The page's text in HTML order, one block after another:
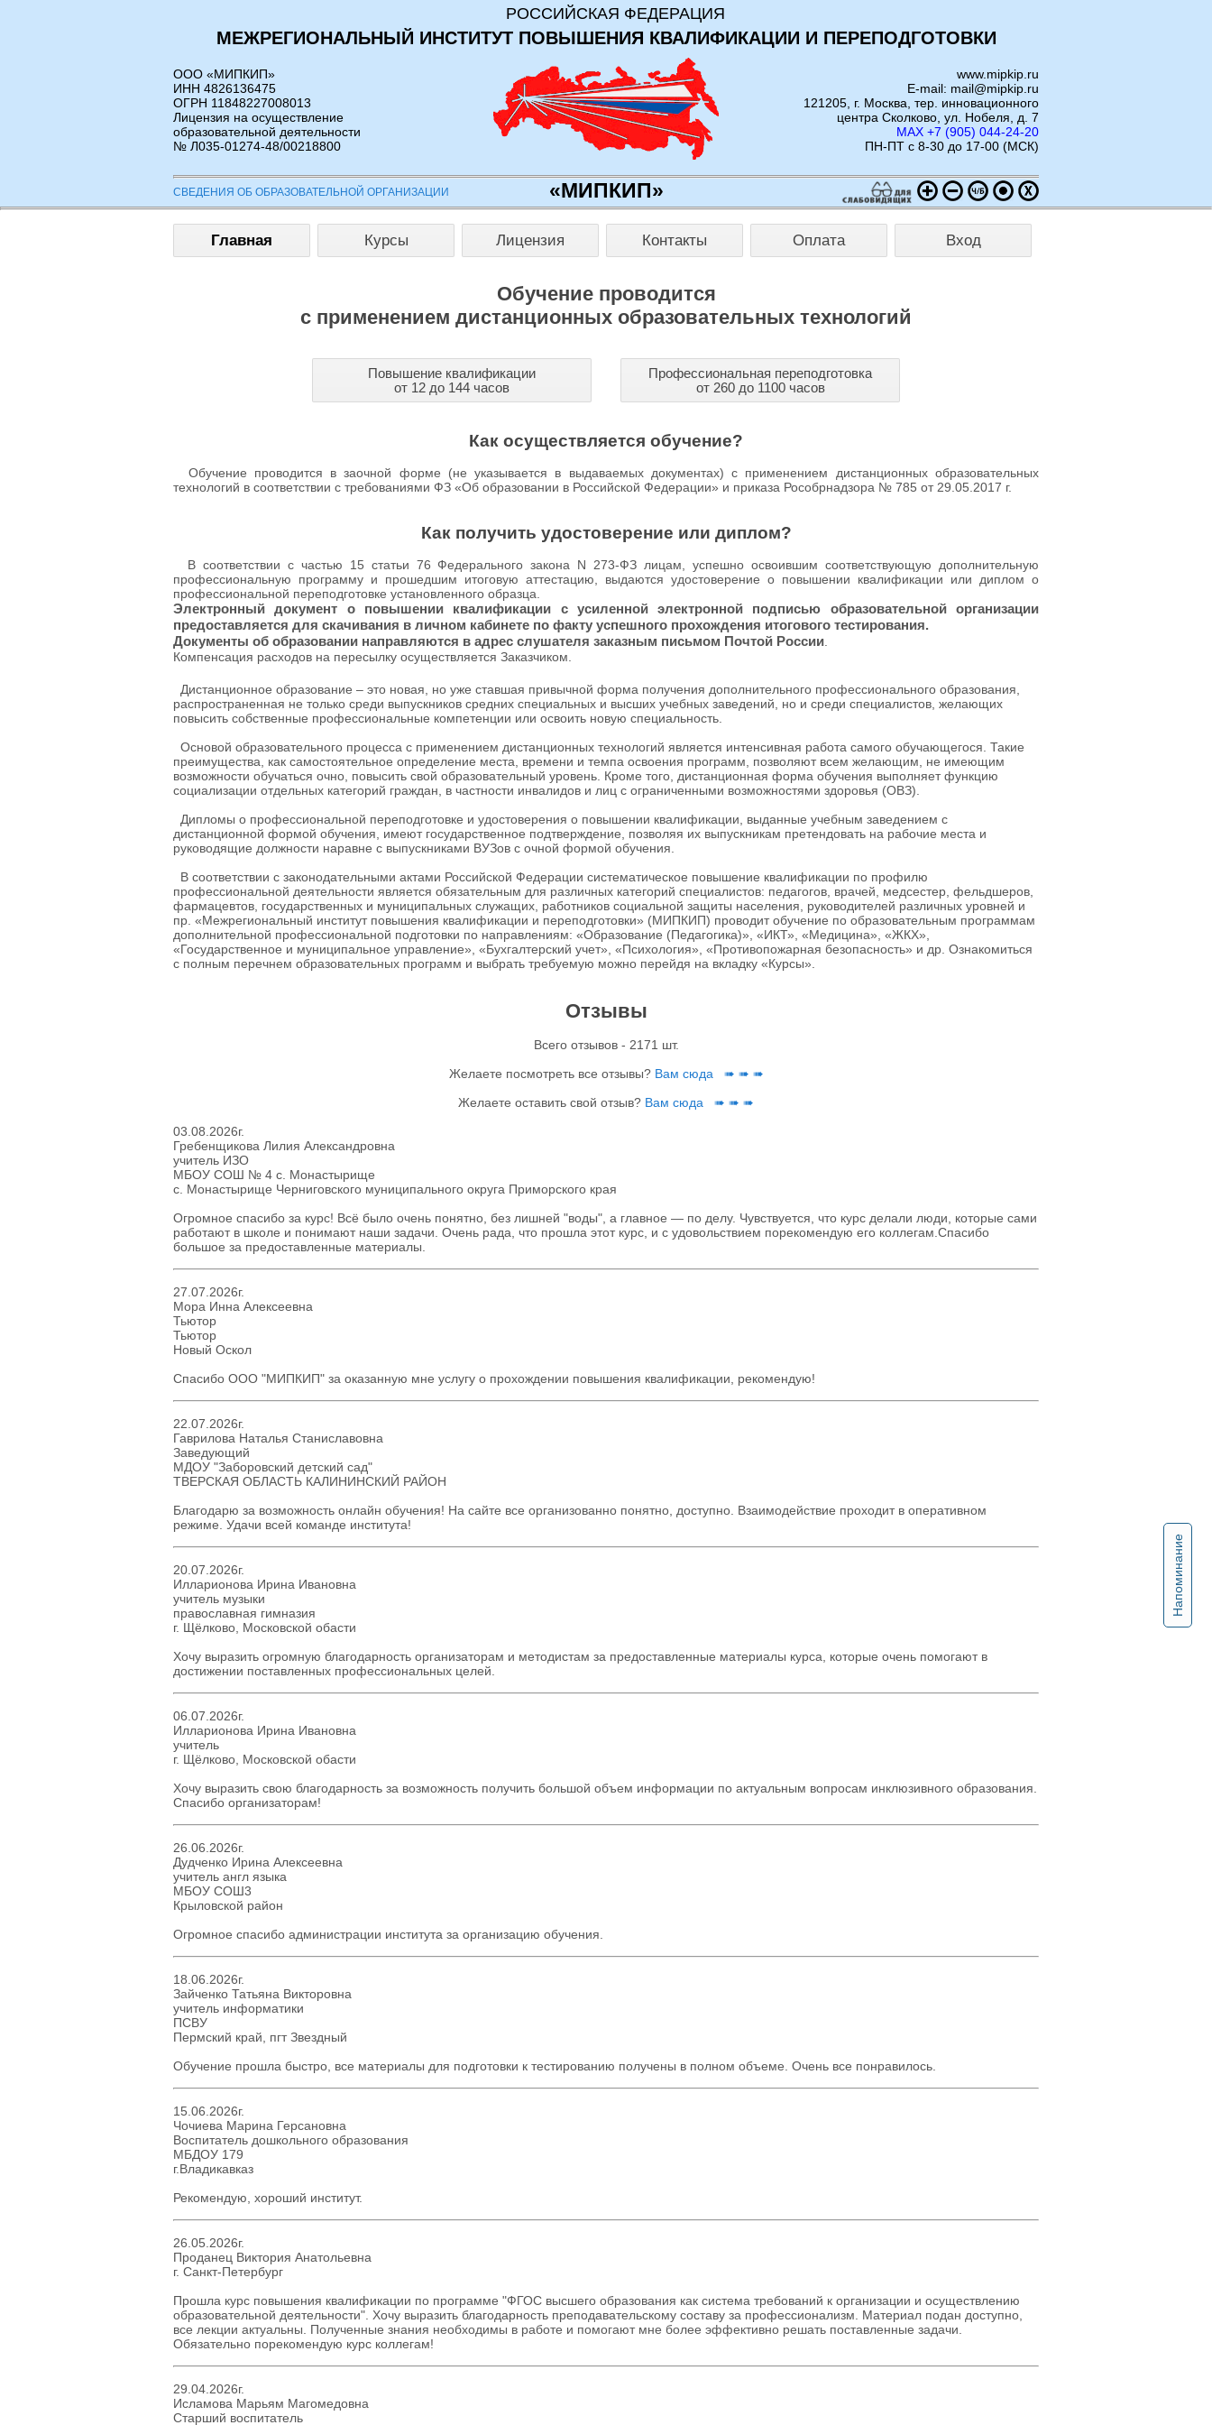
РОССИЙСКАЯ ФЕДЕРАЦИЯ
МЕЖРЕГИОНАЛЬНЫЙ ИНСТИТУТ ПОВЫШЕНИЯ КВАЛИФИКАЦИИ И ПЕРЕПОДГОТОВКИ
ООО «МИПКИП»
ИНН 4826136475
ОГРН 11848227008013
Лицензия на осуществление
образовательной деятельности
№ Л035-01274-48/00218800
www.mipkip.ru
E-mail: mail@mipkip.ru
121205, г. Москва, тер. инновационного
центра Сколково, ул. Нобеля, д. 7
MAX +7 (905) 044-24-20
ПН-ПТ с 8-30 до 17-00 (МСК)
СВЕДЕНИЯ ОБ ОБРАЗОВАТЕЛЬНОЙ ОРГАНИЗАЦИИ «МИПКИП»
Главная Курсы Лицензия Контакты Оплата Вход
Напоминание
Обучение проводится
с применением дистанционных образовательных технологий
Повышение квалификации
Профессиональная переподготовка
от 260 до 1100 часов
Как осуществляется обучение?
Обучение проводится в заочной форме (не указывается в выдаваемых документах) с применением дистанционных образовательных
технологий в соответствии с требованиями ФЗ «Об образовании в Российской Федерации» и приказа Рособрнадзора № 785 от 29.05.2017 г.
Как получить удостоверение или диплом?
В соответствии с частью 15 статьи 76 Федерального закона N 273-ФЗ лицам, успешно освоившим соответствующую дополнительную
профессиональную программу и прошедшим итоговую аттестацию, выдаются удостоверение о повышении квалификации или диплом о
профессиональной переподготовке установленного образца.
Электронный документ о повышении квалификации с усиленной электронной подписью образовательной организации
предоставляется для скачивания в личном кабинете по факту успешного прохождения итогового тестирования.
Документы об образовании направляются в адрес слушателя заказным письмом Почтой России.
Компенсация расходов на пересылку осуществляется Заказчиком.
Дистанционное образование – это новая, но уже ставшая привычной форма получения дополнительного профессионального образования,
распространенная не только среди выпускников средних специальных и высших учебных заведений, но и среди специалистов, желающих
повысить собственные профессиональные компетенции или освоить новую специальность.
Основой образовательного процесса с применением дистанционных технологий является интенсивная работа самого обучающегося. Такие
преимущества, как самостоятельное определение места, времени и темпа освоения программ, позволяют всем желающим, не имеющим
возможности обучаться очно, повысить свой образовательный уровень. Кроме того, дистанционная форма обучения выполняет функцию
социализации отдельных категорий граждан, в частности инвалидов и лиц с ограниченными возможностями здоровья (ОВЗ).
Дипломы о профессиональной переподготовке и удостоверения о повышении квалификации, выданные учебным заведением с
дистанционной формой обучения, имеют государственное подтверждение, позволяя их выпускникам претендовать на рабочие места и
руководящие должности наравне с выпускниками ВУЗов с очной формой обучения.
В соответствии с законодательными актами Российской Федерации систематическое повышение квалификации по профилю
профессиональной деятельности является обязательным для различных категорий специалистов: педагогов, врачей, медсестер, фельдшеров,
фармацевтов, государственных и муниципальных служащих, работников социальной защиты населения, руководителей различных уровней и
пр. «Межрегиональный институт повышения квалификации и переподготовки» (МИПКИП) проводит обучение по образовательным программам
дополнительной профессиональной подготовки по направлениям: «Образование (Педагогика)», «ИКТ», «Медицина», «ЖКХ»,
«Государственное и муниципальное управление», «Бухгалтерский учет», «Психология», «Противопожарная безопасность» и др. Ознакомиться
с полным перечнем образовательных программ и выбрать требуемую можно перейдя на вкладку «Курсы».
Отзывы
Всего отзывов - 2171 шт.
Желаете посмотреть все отзывы? Вам сюда ➠ ➠ ➠
Желаете оставить свой отзыв? Вам сюда ➠ ➠ ➠
03.08.2026г.
Гребенщикова Лилия Александровна
учитель ИЗО
МБОУ СОШ № 4 с. Монастырище
с. Монастырище Черниговского муниципального округа Приморского края
Огромное спасибо за курс! Всё было очень понятно, без лишней "воды", а главное — по делу. Чувствуется, что курс делали люди, которые сами
работают в школе и понимают наши задачи. Очень рада, что прошла этот курс, и с удовольствием порекомендую его коллегам.Спасибо
большое за предоставленные материалы.
27.07.2026г.
Мора Инна Алексеевна
Тьютор
Тьютор
Новый Оскол
Спасибо ООО "МИПКИП" за оказанную мне услугу о прохождении повышения квалификации, рекомендую!
22.07.2026г.
Гаврилова Наталья Станиславовна
Заведующий
МДОУ "Заборовский детский сад"
ТВЕРСКАЯ ОБЛАСТЬ КАЛИНИНСКИЙ РАЙОН
Благодарю за возможность онлайн обучения! На сайте все организованно понятно, доступно. Взаимодействие проходит в оперативном
режиме. Удачи всей команде института!
20.07.2026г.
Илларионова Ирина Ивановна
учитель музыки
православная гимназия
г. Щёлково, Московской обасти
Хочу выразить огромную благодарность организаторам и методистам за предоставленные материалы курса, которые очень помогают в
достижении поставленных профессиональных целей.
06.07.2026г.
Илларионова Ирина Ивановна
учитель
г. Щёлково, Московской обасти
Хочу выразить свою благодарность за возможность получить большой объем информации по актуальным вопросам инклюзивного образования.
Спасибо организаторам!
26.06.2026г.
Дудченко Ирина Алексеевна
учитель англ языка
МБОУ СОШ3
Крыловской район
Огромное спасибо администрации института за организацию обучения.
18.06.2026г.
Зайченко Татьяна Викторовна
учитель информатики
ПСВУ
Пермский край, пгт Звездный
Обучение прошла быстро, все материалы для подготовки к тестированию получены в полном объеме. Очень все понравилось.
15.06.2026г.
Чочиева Марина Герсановна
Воспитатель дошкольного образования
МБДОУ 179
г.Владикавказ
Рекомендую, хороший институт.
26.05.2026г.
Проданец Виктория Анатольевна
г. Санкт-Петербург
Прошла курс повышения квалификации по программе "ФГОС высшего образования как система требований к организации и осуществлению
образовательной деятельности". Хочу выразить благодарность преподавательскому составу за профессионализм. Материал подан доступно,
все лекции актуальны. Полученные знания необходимы в работе и помогают мне более эффективно решать поставленные задачи.
Обязательно порекомендую курс коллегам!
29.04.2026г.
Исламова Марьям Магомедовна
Старший воспитатель